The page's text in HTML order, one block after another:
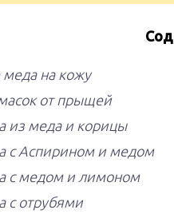
меда на кожу
от прыщей
из меда и корицы
с Аспирином и медом
с медом и лимоном
с отрубями